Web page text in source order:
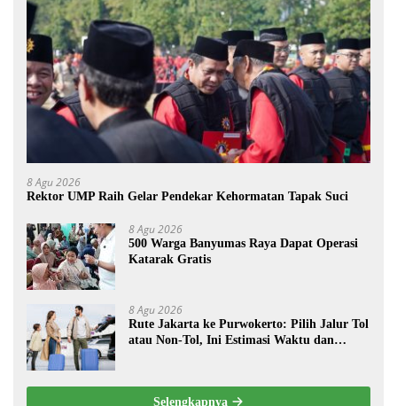
8 Agu 2026
Rektor UMP Raih Gelar Pendekar Kehormatan Tapak Suci
8 Agu 2026
500 Warga Banyumas Raya Dapat Operasi
Katarak Gratis
8 Agu 2026
Rute Jakarta ke Purwokerto: Pilih Jalur Tol
atau Non-Tol, Ini Estimasi Waktu dan
Selengkapnya